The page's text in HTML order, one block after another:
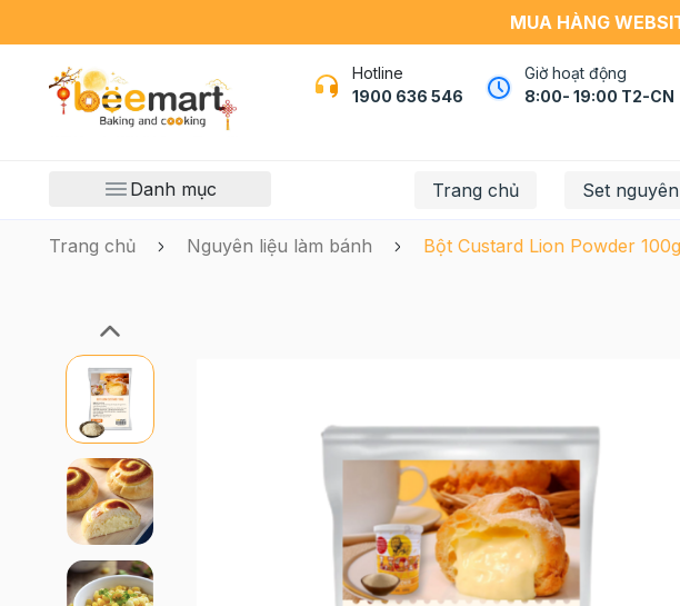
MUA HÀNG
Hotline
1900 636 546
Giờ hoạt động
8:00- 19:00 T2-CN
Danh mục Trang chủ Set
Trang chủ Nguyên liệu làm bánh Bột Custard Lion Powder